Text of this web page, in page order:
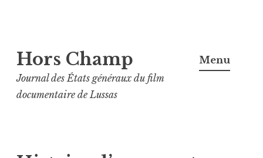
au
contenu
principal
Hors Champ
Journal des États généraux du film
documentaire de Lussas
Menu